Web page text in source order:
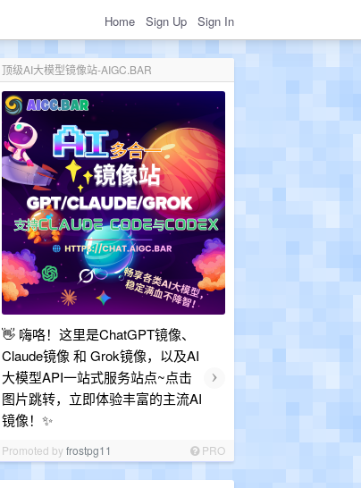
Home Sign Up Sign In
顶级AI大模型镜像站-AIGC.BAR
👋 嗨咯！这里是ChatGPT镜像、
Claude镜像 和 Grok镜像，以及AI
大模型API一站式服务站点~点击
图片跳转，立即体验丰富的主流AI
镜像！✨
›
Promoted byfrostpg11 PRO